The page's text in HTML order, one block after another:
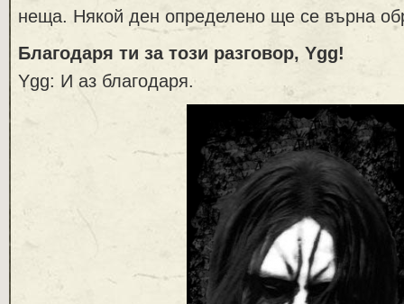
неща. Някой ден определено ще се върна
Благодаря ти за този разговор, Ygg!
Ygg: И аз благодаря.